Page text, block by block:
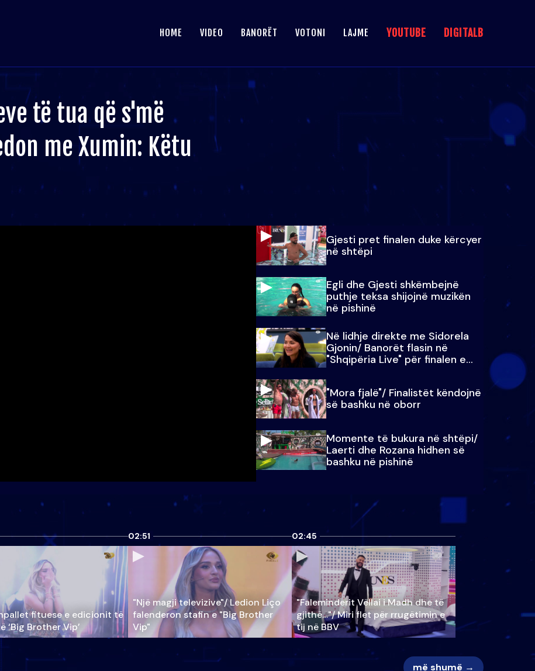
HOME VIDEO BANORËT VOTONI LAJME YOUTUBE DIGITALB
të tua që s'më
me Xumin: Këtu
Gjesti pret finalen duke kërcyer
në shtëpi
Egli dhe Gjesti shkëmbejnë
puthje teksa shijojnë muzikën
në pishinë
Në lidhje direkte me Sidorela
Gjonin/ Banorët flasin në
"Shqipëria Live" për finalen e
madhe
"Mora fjalë"/ Finalistët këndojnë
së bashku në oborr
Momente të bukura në shtëpi/
Laerti dhe Rozana hidhen së
bashku në pishinë
fituese e edicionit të
‘Big Brother Vip’
02:51
"Një magji televizive"/ Ledion Liço
falenderon stafin e "Big Brother
Vip"
02:45
"Faleminderit Vëllai i Madh dhe të
gjithë…"/ Miri flet për rrugëtimin e
tij në BBV
më shumë →